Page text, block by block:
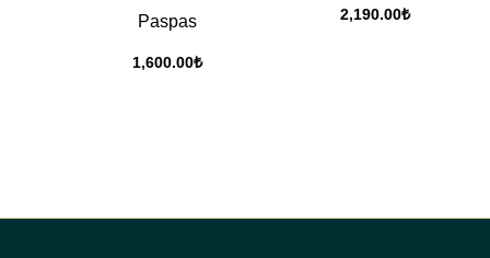
Paspas
1,600.00₺
2,190.00₺